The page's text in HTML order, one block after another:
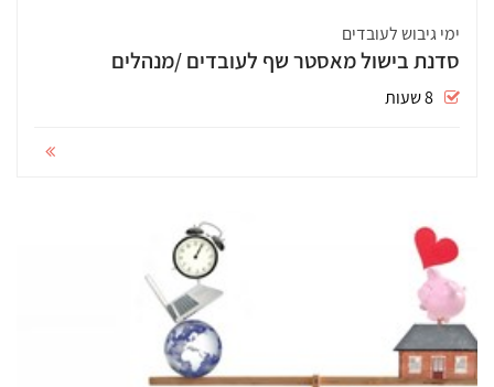
ימי גיבוש לעובדים
סדנת בישול מאסטר שף לעובדים /מנהלים
8 שעות